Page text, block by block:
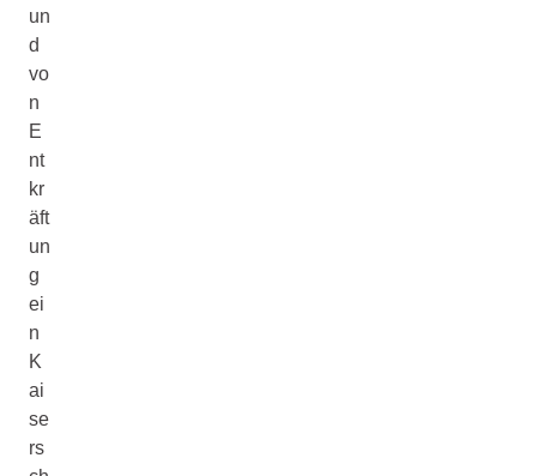
un
d
vo
n
E
nt
kr
äft
un
g
ei
n
K
ai
se
rs